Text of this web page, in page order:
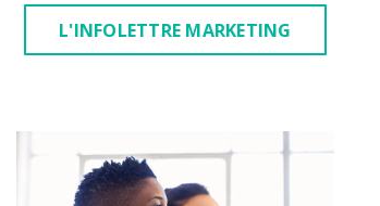
L'INFOLETTRE MARKETING